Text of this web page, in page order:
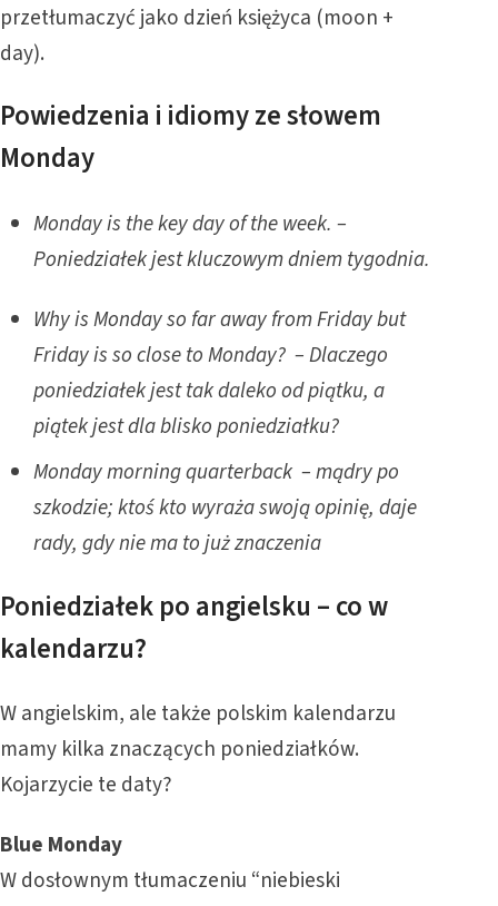
przetłumaczyć jako dzień księżyca (moon +
day).
Powiedzenia i idiomy ze słowem
Monday
Monday is the key day of the week. –
Poniedziałek jest kluczowym dniem tygodnia.
Why is Monday so far away from Friday but
Friday is so close to Monday? – Dlaczego
poniedziałek jest tak daleko od piątku, a
piątek jest dla blisko poniedziałku?
Monday morning quarterback – mądry po
szkodzie; ktoś kto wyraża swoją opinię, daje
rady, gdy nie ma to już znaczenia
Poniedziałek po angielsku – co w
kalendarzu?
W angielskim, ale także polskim kalendarzu
mamy kilka znaczących poniedziałków.
Kojarzycie te daty?
Blue Monday
W dosłownym tłumaczeniu “niebieski